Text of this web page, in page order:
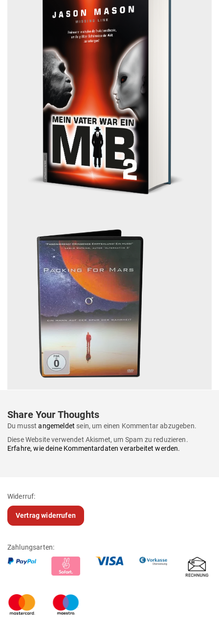
Share Your Thoughts
Du musstangemeldet sein, um einen Kommentar abzugeben.
Diese Website verwendet Akismet, um Spam zu reduzieren.
Erfahre, wie deine Kommentardaten verarbeitet werden.
Widerruf:
Vertrag widerrufen
Zahlungsarten: